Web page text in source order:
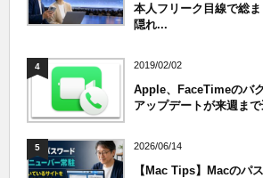
本人フリーク目線で総
隠れ...
4 2019/02/02
Apple、FaceTimeのバ
アップデートが来週ま
5 2026/06/14
【Mac Tips】Macのパ